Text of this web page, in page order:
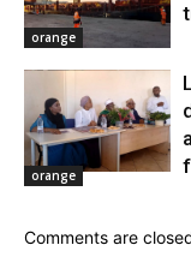
orange
orange
Comments are